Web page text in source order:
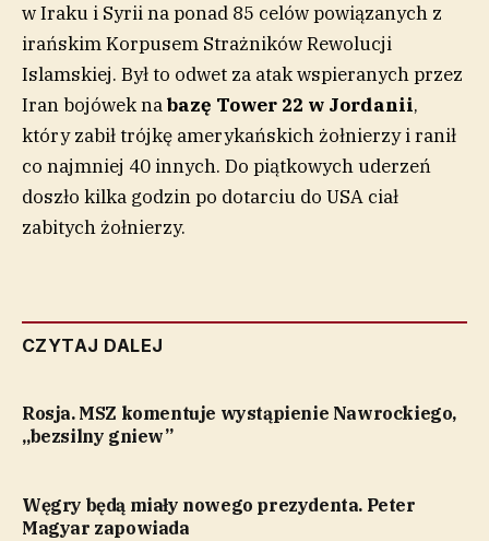
w Iraku i Syrii na ponad 85 celów powiązanych z
irańskim Korpusem Strażników Rewolucji
Islamskiej. Był to odwet za atak wspieranych przez
Iran bojówek nabazę Tower 22 w Jordanii,
który zabił trójkę amerykańskich żołnierzy i ranił
co najmniej 40 innych. Do piątkowych uderzeń
doszło kilka godzin po dotarciu do USA ciał
zabitych żołnierzy.
CZYTAJ DALEJ
Rosja. MSZ komentuje wystąpienie Nawrockiego,
„bezsilny gniew”
Węgry będą miały nowego prezydenta. Peter
Magyar zapowiada